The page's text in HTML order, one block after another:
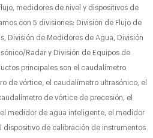
medidores de nivel y dispositivos de
con 5 divisiones: División de Flujo de
División de Medidores de Agua, División
Radar y División de Equipos de
principales son el caudalímetro
de vórtice, el caudalímetro ultrasónico, el
de vórtice de precesión, el
medidor de agua inteligente, el medidor
dispositivo de calibración de instrumentos